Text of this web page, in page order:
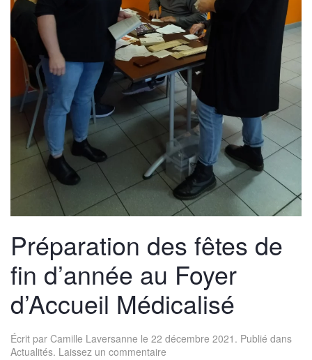
Préparation des fêtes de
fin d’année au Foyer
d’Accueil Médicalisé
Écrit par Camille Laversanne le 22 décembre 2021 . Publié dans
Actualités. Laissez un commentaire